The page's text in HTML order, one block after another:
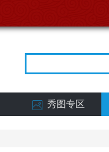
秀图专区